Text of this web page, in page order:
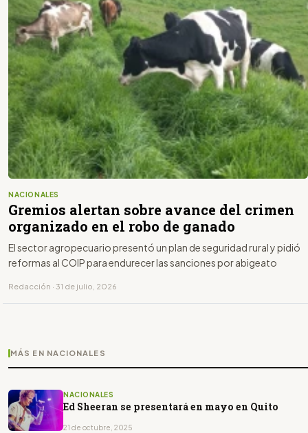
NACIONALES
Gremios alertan sobre avance del crimen
organizado en el robo de ganado
El sector agropecuario presentó un plan de seguridad rural y pidió
reformas al COIP para endurecer las sanciones por abigeato
Redacción · 31 de julio, 2026
MÁS EN NACIONALES
NACIONALES
Ed Sheeran se presentará en mayo en Quito
21 de octubre, 2025